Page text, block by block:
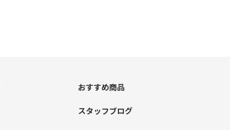
おすすめ商品
スタッフブログ